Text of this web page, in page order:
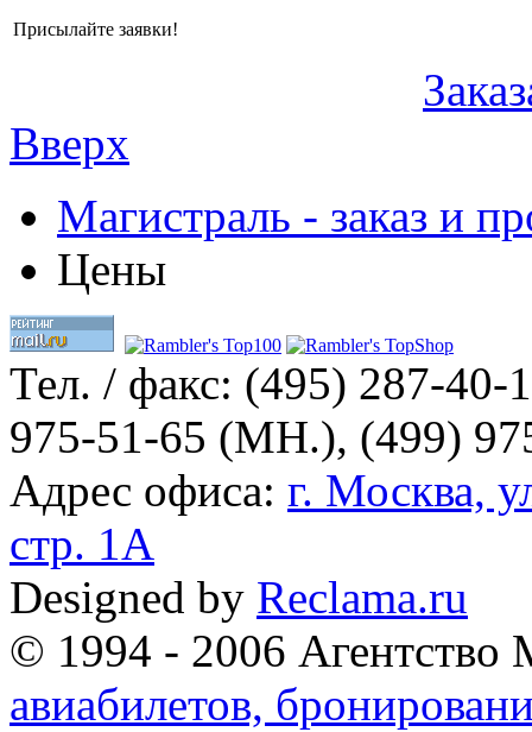
Присылайте заявки!
Вверх
Магистраль - заказ и
Цены
Тел. / факс: (495) 287-
975-51-65 (МН.), (499)
Адрес офиса: г. Москва,
стр. 1А
Designed by Reclama.ru
© 1994 - 2006 Агентство
авиабилетов,